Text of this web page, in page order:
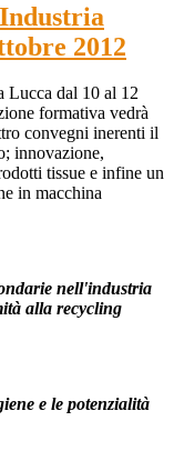
2012
Lucca dal 10 al 12
formativa vedrà
convegni inerenti il
innovazione,
tissue e infine un
in macchina
nell'industria
alla recycling
e le potenzialità